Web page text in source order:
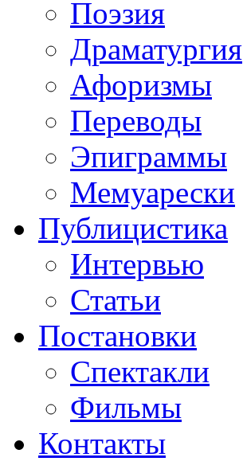
Поэзия
Драматургия
Афоризмы
Переводы
Эпиграммы
Мемуарески
Публицистика
Интервью
Статьи
Постановки
Спектакли
Фильмы
Контакты